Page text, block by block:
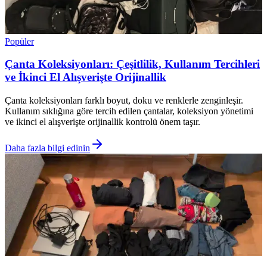
Popüler
Çanta Koleksiyonları: Çeşitlilik, Kullanım Tercihleri
ve İkinci El Alışverişte Orijinallik
Çanta koleksiyonları farklı boyut, doku ve renklerle zenginleşir.
Kullanım sıklığına göre tercih edilen çantalar, koleksiyon yönetimi
ve ikinci el alışverişte orijinallik kontrolü önem taşır.
Daha fazla bilgi edinin